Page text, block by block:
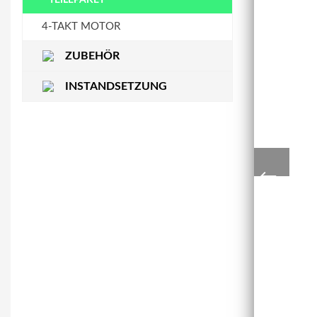
STEUERKETTENSCHIENEWASSERPUMPE
4-TAKT MOTOR
ZUBEHÖR
INSTANDSETZUNG